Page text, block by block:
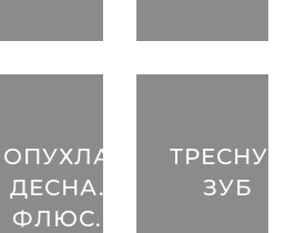
ОПУХЛА
ДЕСНА.
ФЛЮС.
ЗУБ